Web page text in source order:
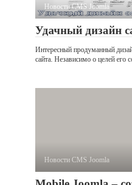
Новости CMS Joomla
Удачный дизайн
Интересный продуманный
сайта. Независимо о целей его
Новости CMS Joomla